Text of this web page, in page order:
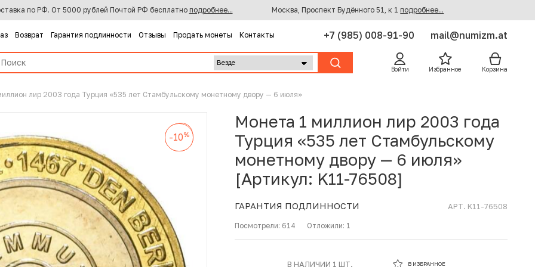
по РФ. От 5000 рублей Почтой РФ бесплатно подробнее... Москва, Проспект Будённого 51, к 1 подробнее...
Возврат Гарантия подлинности Отзывы Продать монеты Контакты +7 (985) 008-91-90 mail@numizm.at
Войти Избранное Корзина
лир 2003 года Турция «535 лет Стамбульскому монетному двору — 6 июля»
-10%
-10%
-10%
Монета 1 миллион лир 2003 года
Турция «535 лет Стамбульскому
монетному двору — 6 июля»
[Артикул: K11-76508]
ГАРАНТИЯ ПОДЛИННОСТИ АРТ. K11-76508
Посмотрели: 614 Отложили: 1
В НАЛИЧИИ 1 ШТ.
В ИЗБРАННОЕ